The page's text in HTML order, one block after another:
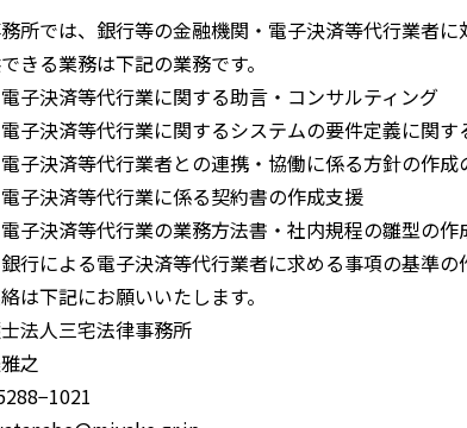
所では、銀行等の金融機関・電子決済等代行業者
きる業務は下記の業務です。
子決済等代行業に関する助言・コンサルティング
子決済等代行業に関するシステムの要件定義に関す
子決済等代行業者との連携・協働に係る方針の作成
子決済等代行業に係る契約書の作成支援
子決済等代行業の業務方法書・社内規程の雛型の作
行による電子決済等代行業者に求める事項の基準の
は下記にお願いいたします。
法人三宅法律事務所
之